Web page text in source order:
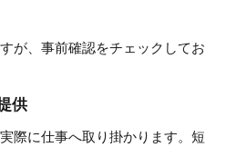
が、事前確認をチェックしてお
供
際に仕事へ取り掛かります。短